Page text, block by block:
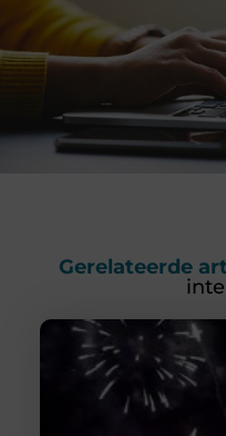
Gerelateerde